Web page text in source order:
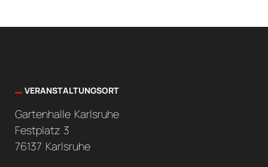
VERANSTALTUNGSORT
Gartenhalle Karlsruhe
Festplatz 3
76137 Karlsruhe